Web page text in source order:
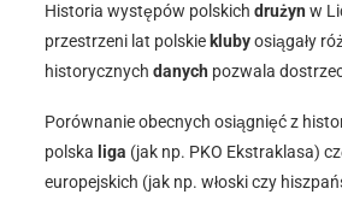
Historia występów polskich drużyn w
przestrzeni lat polskie klubyosiągały
historycznych danych pozwala
Porównanie obecnych osiągnięć z
polska liga (jak np. PKO Ekstraklasa)
europejskich (jak np. włoski czy